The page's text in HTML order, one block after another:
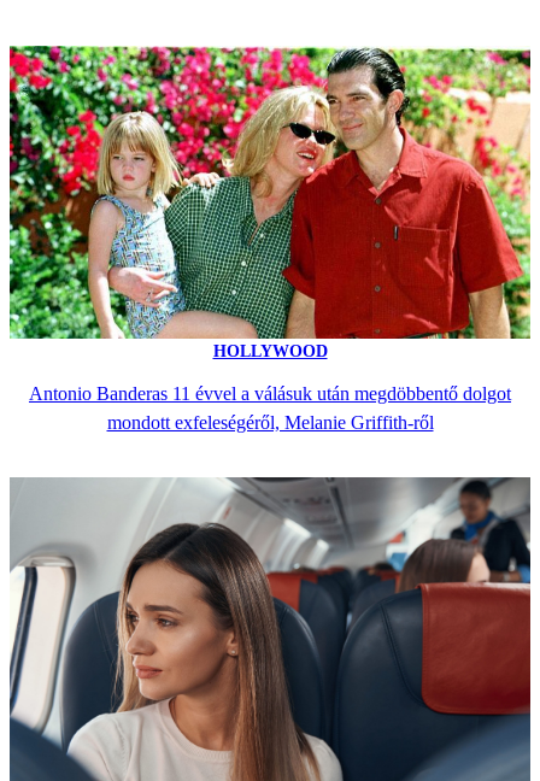
HOLLYWOOD
Antonio Banderas 11 évvel a válásuk után megdöbbentő dolgot
mondott exfeleségéről, Melanie Griffith-ről